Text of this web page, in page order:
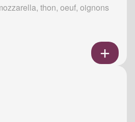
thon, oeuf, oignons